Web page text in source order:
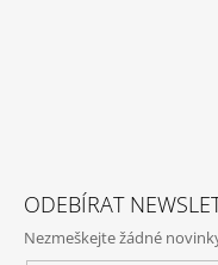
ODEBÍRAT
Nezmeškejte žádné